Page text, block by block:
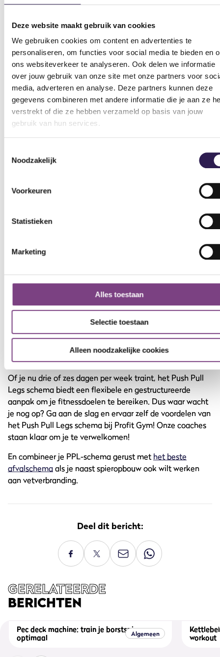
Deze website maakt gebruik van cookies
We gebruiken cookies om content en advertenties te
personaliseren, om functies voor social media te bieden en
ons websiteverkeer te analyseren. Ook delen we informatie
over jouw gebruik van onze site met onze partners voor
media, adverteren en analyse. Deze partners kunnen deze
gegevens combineren met andere informatie die je aan ze
verstrekt of die ze hebben verzameld op basis van jouw
gebruik van hun services.
Noodzakelijk
Voorkeuren
Statistieken
Marketing
Alles toestaan
Selectie toestaan
Alleen noodzakelijke cookies
Bench press Pull-ups
Squats
Overhead
presses
Rows Lunges
Tricep dips Bicep curls Deadlift
6 dagen Push Pull Legs schema: Verdeel je training over
zes dagen, waarbij je elke categorie twee keer per week
traint, bijvoorbeeld:
Legs
press
presses
dips
eigen niveau, doelen en beschikbare tijd, of voeg andere
oefeningen toe. Zorg er altijd voor dat je voldoende rust
neemt tussen de trainingssessies door voor optimaal
Kom sporten bij Profit Gym
Of je nu drie of zes dagen per week traint, het Push Pull
Legs schema biedt een flexibele en gestructureerde
aanpak om je fitnessdoelen te bereiken. Dus waar wacht
je nog op? Ga aan de slag en ervaar zelf de voordelen van
het Push Pull Legs schema bij Profit Gym! Onze coaches
staan klaar om je te verwelkomen!
En combineer je PPL-schema gerust methet beste
afvalschemaals je naast spieropbouw ook wilt werken
aan vetverbranding.
Deel dit bericht:
GERELATEERDE
BERICHTEN
Algemeen
Pec deck machine: train je borstspieren
optimaal
workout